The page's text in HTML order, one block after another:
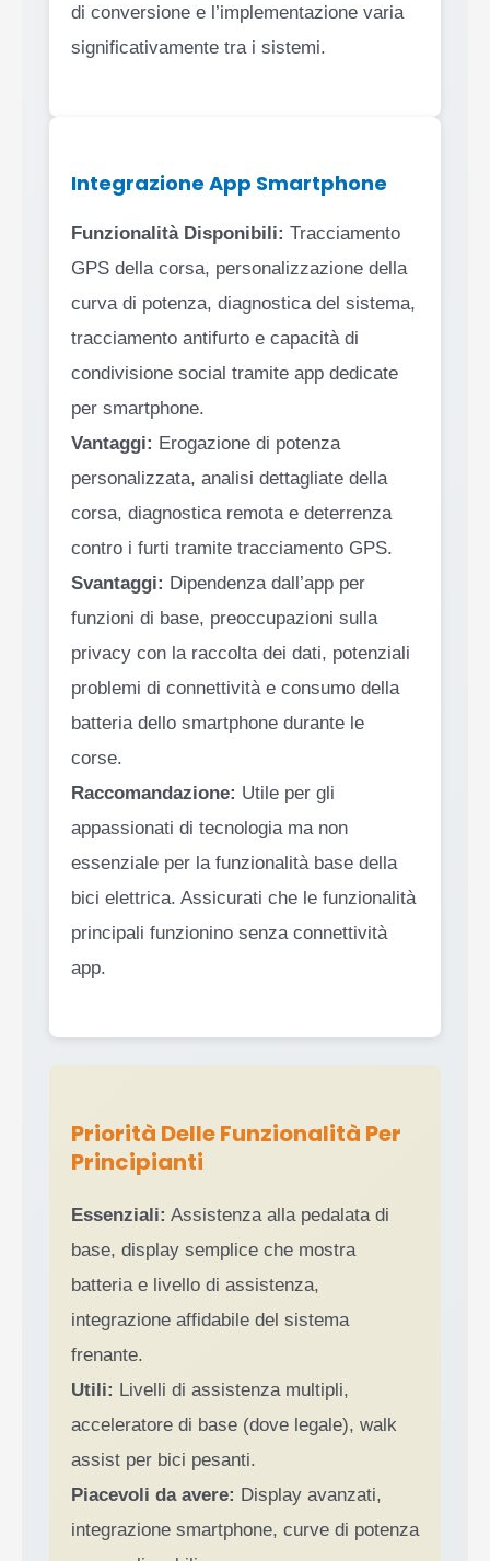
di conversione e l’implementazione varia
significativamente tra i sistemi.
Integrazione App Smartphone
Funzionalità Disponibili: Tracciamento
GPS della corsa, personalizzazione della
curva di potenza, diagnostica del sistema,
tracciamento antifurto e capacità di
condivisione social tramite app dedicate
per smartphone.
Vantaggi: Erogazione di potenza
personalizzata, analisi dettagliate della
corsa, diagnostica remota e deterrenza
contro i furti tramite tracciamento GPS.
Svantaggi: Dipendenza dall’app per
funzioni di base, preoccupazioni sulla
privacy con la raccolta dei dati, potenziali
problemi di connettività e consumo della
batteria dello smartphone durante le
corse.
Raccomandazione: Utile per gli
appassionati di tecnologia ma non
essenziale per la funzionalità base della
bici elettrica. Assicurati che le funzionalità
principali funzionino senza connettività
app.
Priorità Delle Funzionalità Per
Principianti
Essenziali: Assistenza alla pedalata di
base, display semplice che mostra
batteria e livello di assistenza,
integrazione affidabile del sistema
frenante.
Utili: Livelli di assistenza multipli,
acceleratore di base (dove legale), walk
assist per bici pesanti.
Piacevoli da avere: Display avanzati,
integrazione smartphone, curve di potenza